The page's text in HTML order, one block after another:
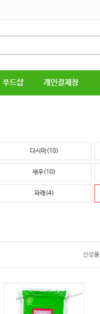
푸드샵 개인결제창
다시마(10)
새우(10)
파래(4)
신상품